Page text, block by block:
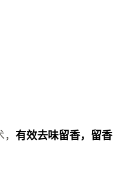
，有效去味留香，留香